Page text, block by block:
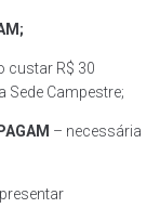
custar R$ 30
Sede Campestre;
– necessária